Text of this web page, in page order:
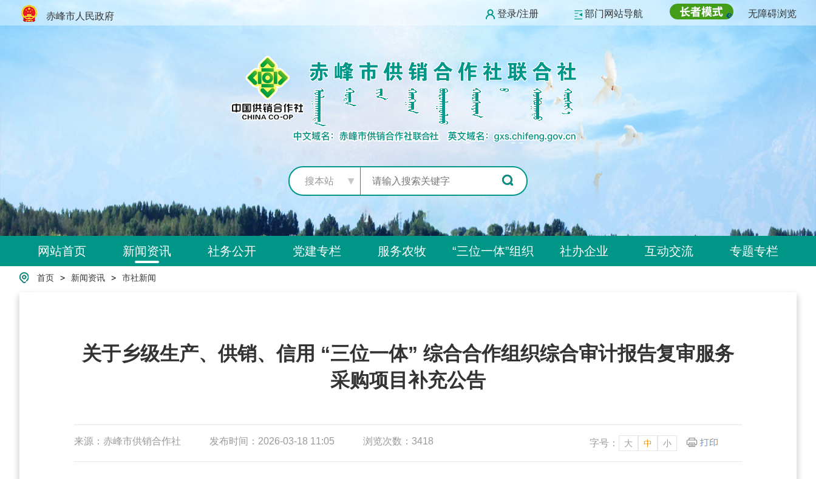
赤峰市人民政府 登录/注册 部门网站导航 无障碍浏览
搜本站
网站首页 新闻资讯 社务公开 党建专栏 服务农牧 “三位一体”组织 社办企业 互动交流 专题专栏
首页 > 新闻资讯 > 市社新闻
关于乡级生产、供销、信用 “三位一体” 综合合作组织综合审计报告复审服务
采购项目补充公告
来源：赤峰市供销合作社 发布时间：2026-03-18 11:05 浏览次数：3418 字号： 大 中 小